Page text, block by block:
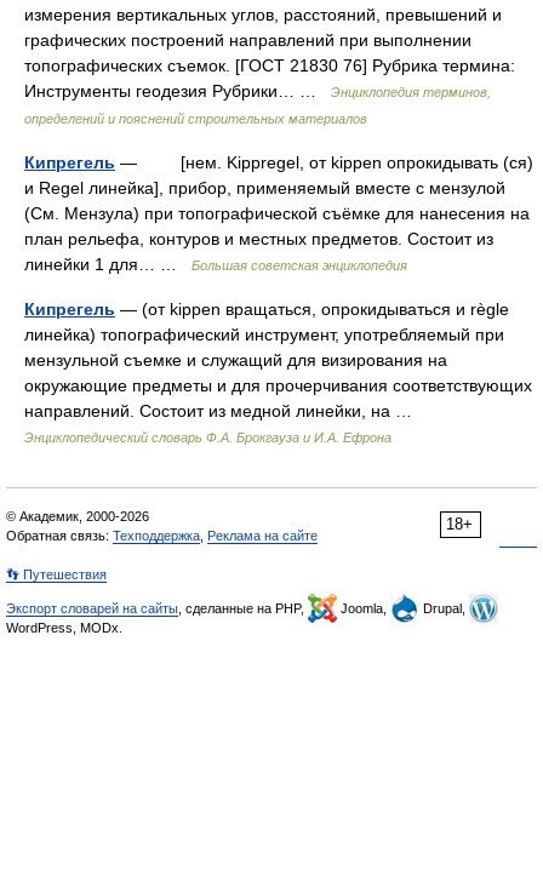
измерения вертикальных углов, расстояний, превышений и
графических построений направлений при выполнении
топографических съемок. [ГОСТ 21830 76] Рубрика термина:
Инструменты геодезия Рубрики… …
Энциклопедия терминов,
определений и пояснений строительных материалов
Кипрегель — [нем. Kippregel, от kippen опрокидывать (ся)
и Regel линейка], прибор, применяемый вместе с мензулой
(См. Мензула) при топографической съёмке для нанесения на
план рельефа, контуров и местных предметов. Состоит из
линейки 1 для… …
Большая советская энциклопедия
Кипрегель — (от kippen вращаться, опрокидываться и règle
линейка) топографический инструмент, употребляемый при
мензульной съемке и служащий для визирования на
окружающие предметы и для прочерчивания соответствующих
направлений. Состоит из медной линейки, на …
Энциклопедический словарь Ф.А. Брокгауза и И.А. Ефрона
18+
© Академик, 2000-2026
Обратная связь: Техподдержка Реклама на сайте
👣 Путешествия
Экспорт словарей на сайты , сделанные на PHP, Joomla,
Drupal,
WordPress, MODx.